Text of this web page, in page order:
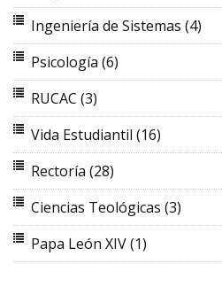
Ingeniería de Sistemas (4)
Psicología (6)
RUCAC (3)
Vida Estudiantil (16)
Rectoría (28)
Ciencias Teológicas (3)
Papa León XIV(1)